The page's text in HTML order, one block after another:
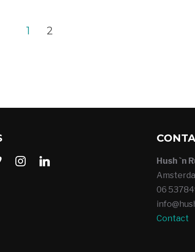
1 2
instagramlinkedin
Hush `n
06
Contact